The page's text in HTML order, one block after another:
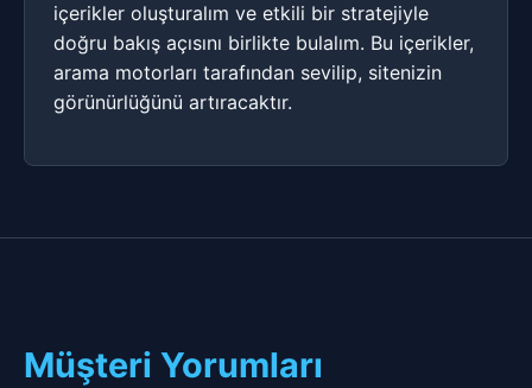
içerikler oluşturalım ve etkili bir stratejiyle
doğru bakış açısını birlikte bulalım. Bu içerikler,
arama motorları tarafından sevilip, sitenizin
görünürlüğünü artıracaktır.
Müşteri Yorumları